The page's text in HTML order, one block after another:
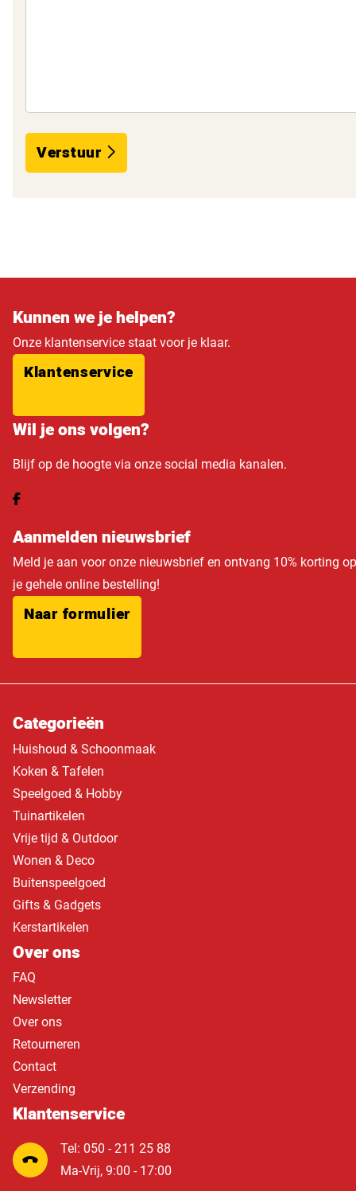
Verstuur
Kunnen we je helpen?
Onze klantenservice staat voor je klaar.
Klantenservice
Wil je ons volgen?
Blijf op de hoogte via onze social media kanalen.
Aanmelden nieuwsbrief
Meld je aan voor onze nieuwsbrief en ontvang 10% korting op
je gehele online bestelling!
Naar formulier
Categorieën
Huishoud & Schoonmaak
Koken & Tafelen
Speelgoed & Hobby
Tuinartikelen
Vrije tijd & Outdoor
Wonen & Deco
Buitenspeelgoed
Gifts & Gadgets
Kerstartikelen
Over ons
FAQ
Newsletter
Over ons
Retourneren
Contact
Verzending
Klantenservice
Tel: 050 - 211 25 88
Ma-Vrij, 9:00 - 17:00